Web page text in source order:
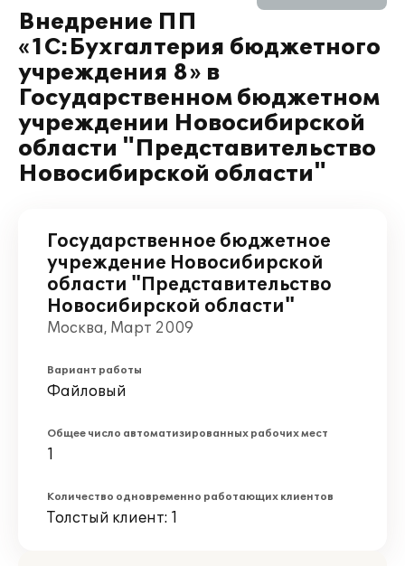
Внедрение ПП
«1С:Бухгалтерия бюджетного
учреждения 8» в
Государственном бюджетном
учреждении Новосибирской
области "Представительство
Новосибирской области"
Государственное бюджетное
учреждение Новосибирской
области "Представительство
Новосибирской области"
Москва, Март 2009
Вариант работы
Файловый
Общее число автоматизированных рабочих мест
1
Количество одновременно работающих клиентов
Толстый клиент: 1